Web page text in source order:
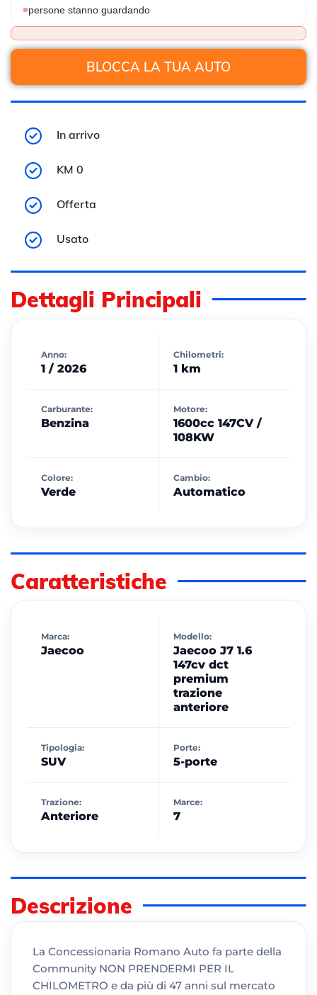
persone stanno guardando
BLOCCA LA TUA AUTO
In arrivo
KM 0
Offerta
Usato
Dettagli Principali
Anno:
1 / 2026
Chilometri:
1 km
Carburante:
Benzina
Motore:
1600cc 147CV /
108KW
Colore:
Verde
Cambio:
Automatico
Caratteristiche
Marca:
Jaecoo
Modello:
Jaecoo J7 1.6
147cv dct
premium
trazione
anteriore
Tipologia:
SUV
Porte:
5-porte
Trazione:
Anteriore
Marce:
7
Descrizione
La Concessionaria Romano Auto fa parte della
Community NON PRENDERMI PER IL
CHILOMETRO e da più di 47 anni sul mercato